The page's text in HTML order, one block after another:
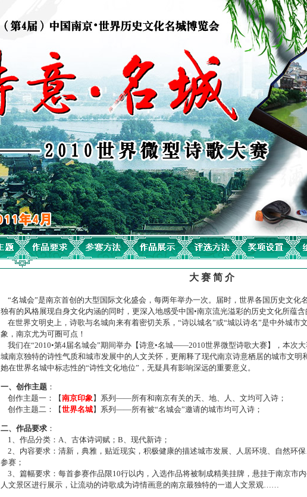
大 赛 简 介
“名城会”是南京首创的大型国际文化盛会，每两年举办一次。届时，世界各国历史文化
独有的风格展现自身文化内涵的同时，更深入地感受中国•南京流光溢彩的历史文化所蕴
在世界文明史上，诗歌与名城向来有着密切关系，“诗以城名”或“城以诗名”是中外城市
象，南京尤为可圈可点！
我们在“2010•第4届名城会”期间举办【诗意•名城——2010世界微型诗歌大赛】，本次
城南京独特的诗性气质和城市发展中的人文关怀，更阐释了现代南京诗意栖居的城市文
她在世界名城中标志性的“诗性文化地位”，无疑具有影响深远的重要意义。
一、创作主题 ：
创作主题一：【南京印象】系列——所有和南京有关的天、地、人、文均可入诗；
创作主题二：【世界名城】系列——所有被“名城会”邀请的城市均可入诗；
二、作品要求 ：
1、作品分类：A、古体诗词赋；B、现代新诗；
2、内容要求：清新，典雅，贴近现实，积极健康的描述城市发展、人居环境、自然环
参赛；
3、篇幅要求：每首参赛作品限10行以内，入选作品将被制成精美挂牌，悬挂于南京市
人文景区进行展示，让流动的诗歌成为诗情画意的南京最独特的一道人文景观……